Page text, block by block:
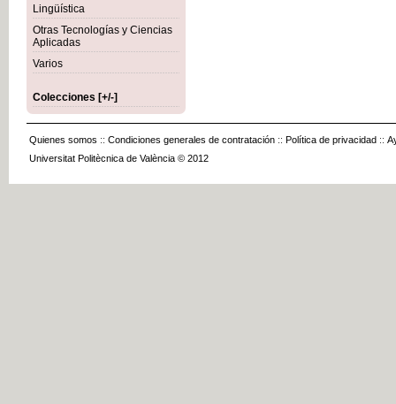
Lingüística
Otras Tecnologías y Ciencias
Aplicadas
Varios
Colecciones [+/-]
Quienes somos :: Condiciones generales de contratación :: Política de privacidad ::
Universitat Politècnica de València © 2012